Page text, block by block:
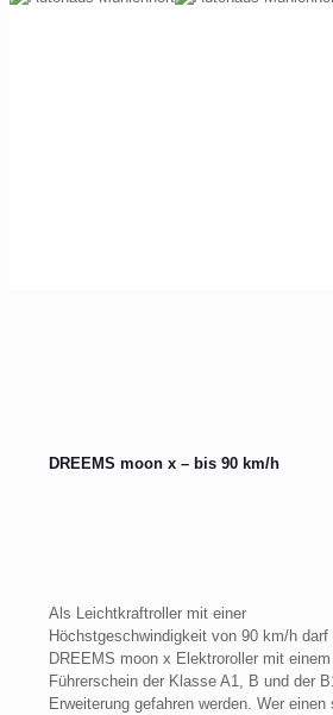
DREEMS moon x – bis 90 km/h
Als Leichtkraftroller mit einer
Höchstgeschwindigkeit von 90 km/h darf
DREEMS moon x Elektroroller mit einem
Führerschein der Klasse A1, B und der
Erweiterung gefahren werden. Wer einen